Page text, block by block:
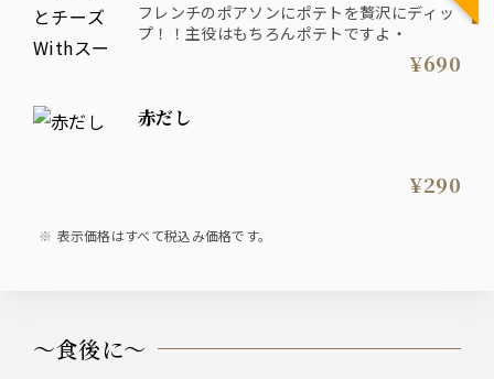
フレンチのポアソンにポテトを贅沢にディッ
プ！！主役はもちろんポテトですよ・
¥690
赤だし
¥290
表示価格はすべて税込み価格です。
〜食後に〜